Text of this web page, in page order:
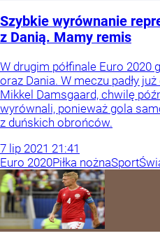
Szybkie wyrównanie
z Danią. Mamy remis
W drugim półfinale Euro 2020
oraz Dania. W meczu padły
Mikkel Damsgaard, chwilę
wyrównali, ponieważ gola
z duńskich obrońców.
7 lip 2021 21:41
Euro 2020Piłka nożnaSport